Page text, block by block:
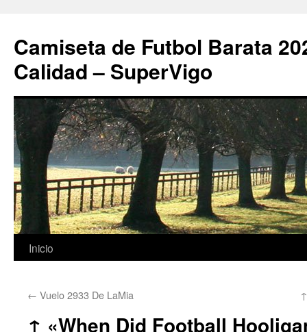
Camiseta de Futbol Barata
Calidad – SuperVigo
Saltar
contenido
Inicio
← Vuelo 2933 De LaMia
↑ «When Did Football